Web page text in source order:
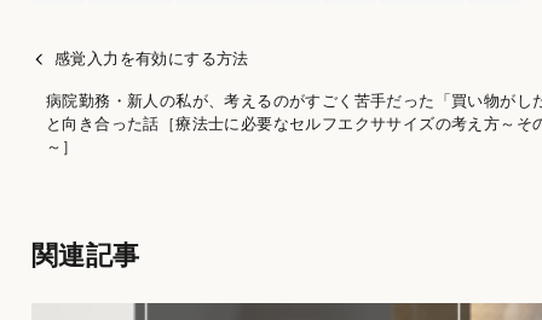
感覚入力を有効にする方法
病院勤務・新人の私が、考えるのがすごく苦手だった「買い物がし
と向き合った話［療法士に必要なセルフエクササイズの考え方～そ
～］
関連記事